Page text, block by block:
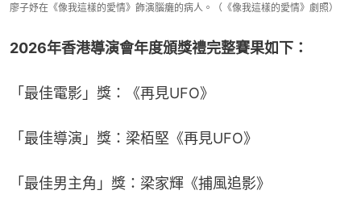
廖子妤在《像我這樣的愛情》飾演腦癱的病人。（《像我這樣的愛情》劇照）
2026年香港導演會年度頒獎禮完整賽果如下：
「最佳電影」獎：《再見UFO》
「最佳導演」獎：梁栢堅《再見UFO》
「最佳男主角」獎：梁家輝《捕風追影》